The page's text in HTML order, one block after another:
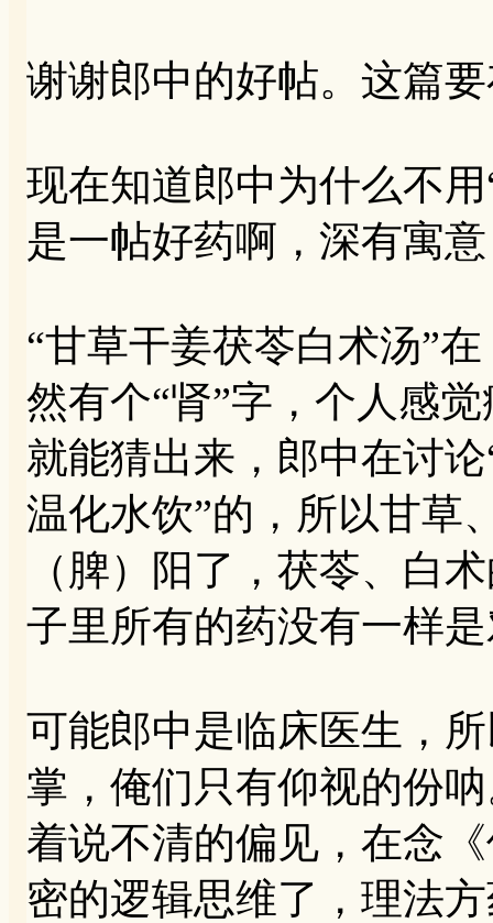
谢谢郎中的好帖。这篇
现在知道郎中为什么不
是一帖好药啊，深有寓
“甘草干姜茯苓白术汤”
然有个“肾”字，个人感
就能猜出来，郎中在讨
温化水饮”的，所以甘草
（脾）阳了，茯苓、白
子里所有的药没有一样
可能郎中是临床医生，
掌，俺们只有仰视的份
着说不清的偏见，在念
密的逻辑思维了，理法